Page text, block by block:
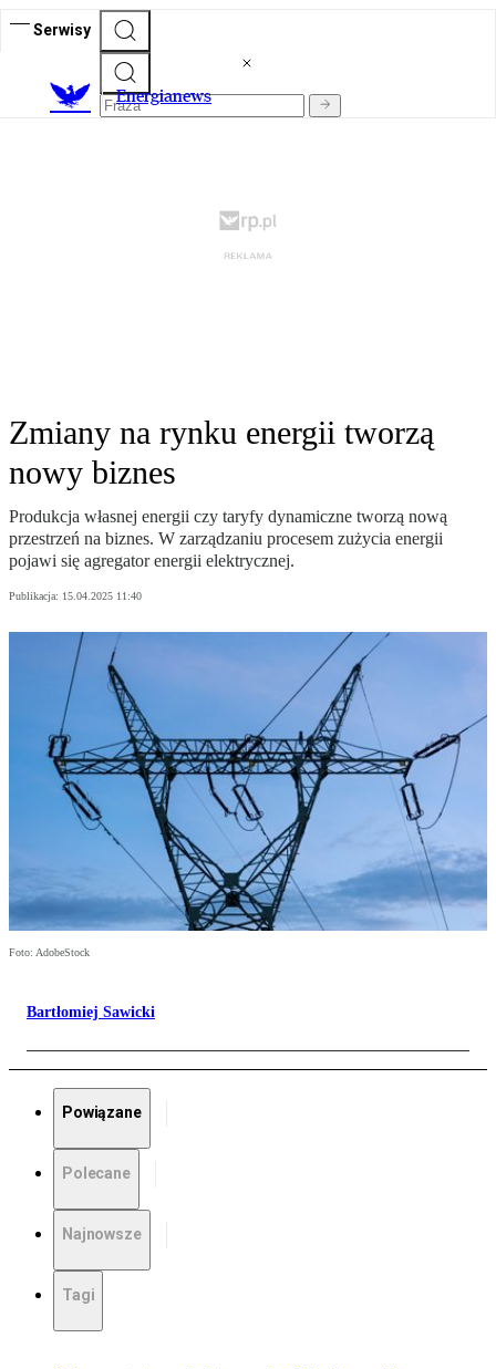
Serwisy
Energianews
Zmiany na rynku energii tworzą
nowy biznes
Produkcja własnej energii czy taryfy dynamiczne tworzą nową
przestrzeń na biznes. W zarządzaniu procesem zużycia energii
pojawi się agregator energii elektrycznej.
Publikacja: 15.04.2025 11:40
Foto: AdobeStock
Bartłomiej Sawicki
Powiązane
Polecane
Najnowsze
Tagi